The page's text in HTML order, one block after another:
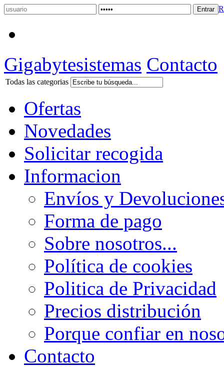
Gigabytesistemas Contacto
Todas las categorias
Ofertas
Novedades
Solicitar recogida
Informacion
Envíos y
Forma de pago
Sobre nosotros...
Política de cookies
Politica de Privacidad
Precios distribución
Porque confiar en
Contacto